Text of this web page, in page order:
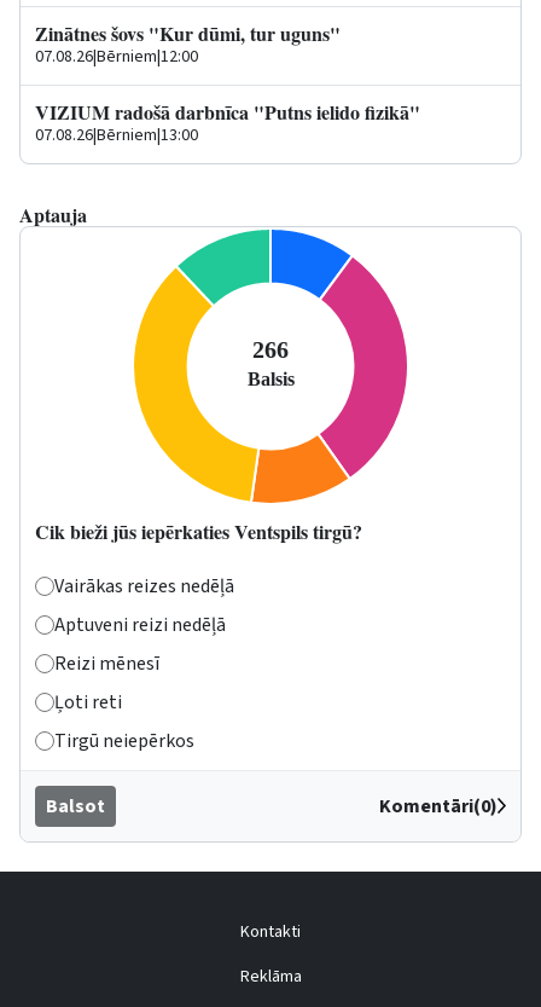
Zinātnes šovs "Kur dūmi, tur uguns"
07.08.26|Bērniem|12:00
VIZIUM radošā darbnīca "Putns ielido fizikā"
07.08.26|Bērniem|13:00
Aptauja
Cik bieži jūs iepērkaties Ventspils tirgū?
Vairākas reizes nedēļā
Aptuveni reizi nedēļā
Reizi mēnesī
Ļoti reti
Tirgū neiepērkos
Balsot Komentāri(0)
Kontakti
Reklāma